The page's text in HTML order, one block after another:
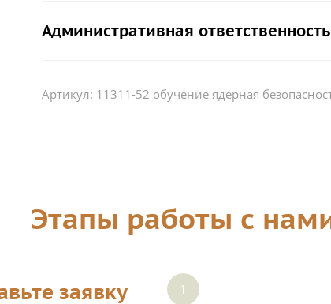
Административная
Артикул: 11311-52 обучение ядерная
Этапы работы с
заявку